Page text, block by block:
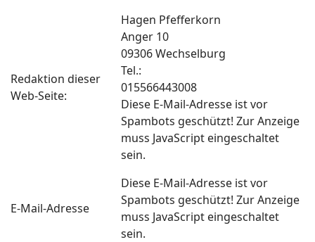
Redaktion dieser
Web-Seite:
Hagen Pfefferkorn
Anger 10
09306 Wechselburg
Tel.:
015566443008
Diese E-Mail-Adresse ist vor
Spambots geschützt! Zur Anzeige
muss JavaScript eingeschaltet
sein.
E-Mail-Adresse
Diese E-Mail-Adresse ist vor
Spambots geschützt! Zur Anzeige
muss JavaScript eingeschaltet
sein.